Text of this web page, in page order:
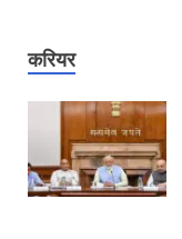
करियर